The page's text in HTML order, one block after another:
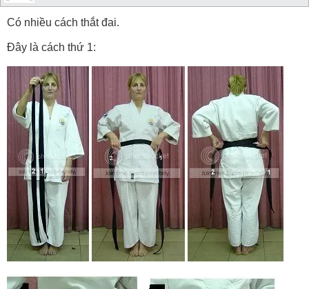
Có nhiều cách thắt đai.
Đây là cách thứ 1: